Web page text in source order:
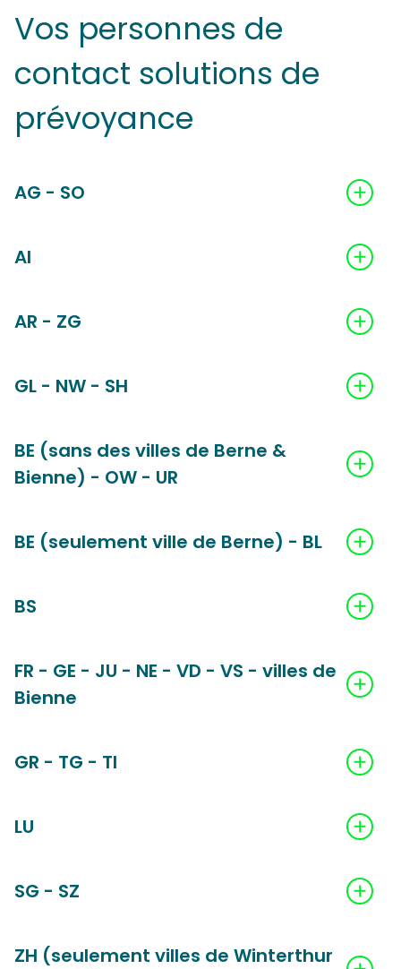
Vos personnes de
contact solutions de
prévoyance
AG - SO
AI
AR - ZG
GL - NW - SH
BE (sans des villes de Berne &
Bienne) - OW - UR
BE (seulement ville de Berne) - BL
BS
FR - GE - JU - NE - VD - VS - villes de
Bienne
GR - TG - TI
LU
SG - SZ
ZH (seulement villes de Winterthur